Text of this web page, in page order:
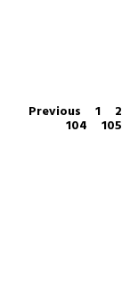
Previous 1 2
104 105